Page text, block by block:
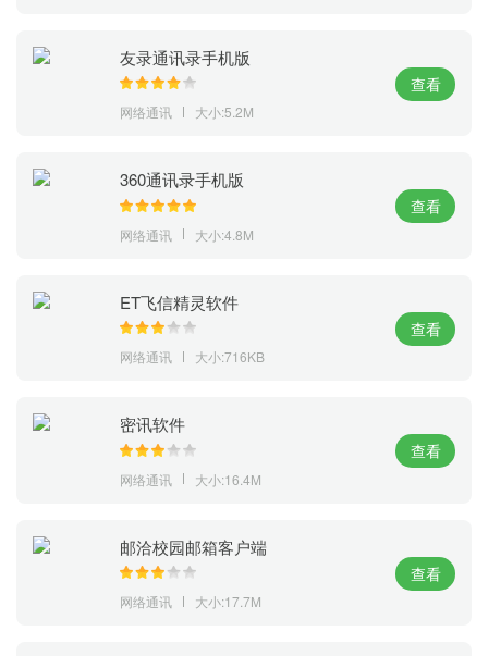
友录通讯录手机版
网络通讯 大小:5.2M
查看
360通讯录手机版
网络通讯 大小:4.8M
查看
ET飞信精灵软件
网络通讯 大小:716KB
查看
密讯软件
网络通讯 大小:16.4M
查看
邮洽校园邮箱客户端
网络通讯 大小:17.7M
查看